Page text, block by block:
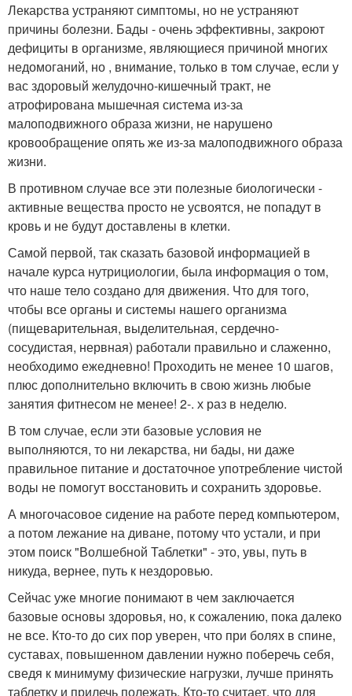
Лекарства устраняют симптомы, но не устраняют
причины болезни. Бады - очень эффективны, закроют
дефициты в организме, являющиеся причиной многих
недомоганий, но , внимание, только в том случае, если у
вас здоровый желудочно-кишечный тракт, не
атрофирована мышечная система из-за
малоподвижного образа жизни, не нарушено
кровообращение опять же из-за малоподвижного образа
жизни.
В противном случае все эти полезные биологически -
активные вещества просто не усвоятся, не попадут в
кровь и не будут доставлены в клетки.
Самой первой, так сказать базовой информацией в
начале курса нутрициологии, была информация о том,
что наше тело создано для движения. Что для того,
чтобы все органы и системы нашего организма
(пищеварительная, выделительная, сердечно-
сосудистая, нервная) работали правильно и слаженно,
необходимо ежедневно! Проходить не менее 10 шагов,
плюс дополнительно включить в свою жизнь любые
занятия фитнесом не менее! 2-. х раз в неделю.
В том случае, если эти базовые условия не
выполняются, то ни лекарства, ни бады, ни даже
правильное питание и достаточное употребление чистой
воды не помогут восстановить и сохранить здоровье.
А многочасовое сидение на работе перед компьютером,
а потом лежание на диване, потому что устали, и при
этом поиск "Волшебной Таблетки" - это, увы, путь в
никуда, вернее, путь к нездоровью.
Сейчас уже многие понимают в чем заключается
базовые основы здоровья, но, к сожалению, пока далеко
не все. Кто-то до сих пор уверен, что при болях в спине,
суставах, повышенном давлении нужно поберечь себя,
сведя к минимуму физические нагрузки, лучше принять
таблетку и прилечь полежать. Кто-то считает, что для